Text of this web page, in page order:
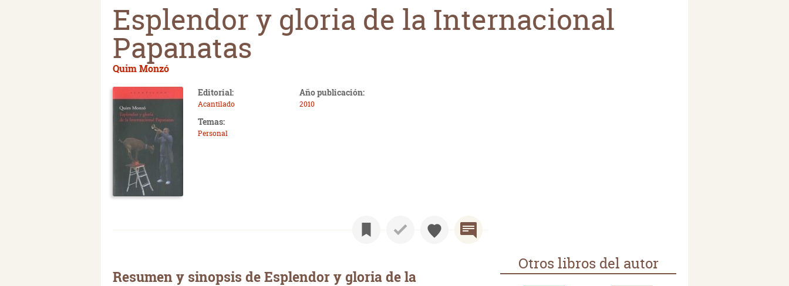
Esplendor y gloria de la Internacional
Papanatas
Quim Monzó
Editorial:
Acantilado
Año publicación:
2010
Temas:
Personal
Resumen y sinopsis de Esplendor y gloria de la
Otros libros del autor